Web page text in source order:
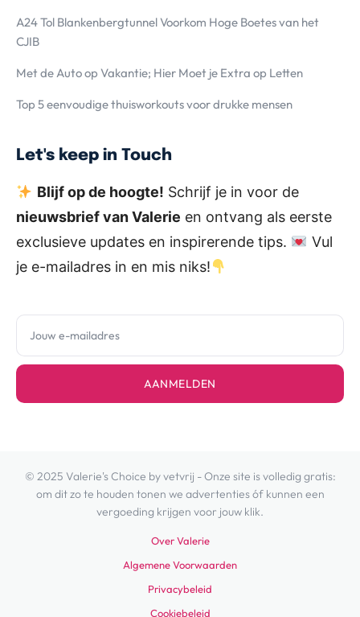
A24 Tol Blankenbergtunnel Voorkom Hoge Boetes van het
CJIB
Met de Auto op Vakantie; Hier Moet je Extra op Letten
Top 5 eenvoudige thuisworkouts voor drukke mensen
Let's keep in Touch
Blijf op de hoogte! Schrijf je in voor de
nieuwsbrief van Valerie en ontvang als eerste
exclusieve updates en inspirerende tips.
Vul
je e-mailadres in en mis niks!
AANMELDEN
© 2025 Valerie's Choice by vetvrij - Onze site is volledig gratis:
om dit zo te houden tonen we advertenties óf kunnen een
vergoeding krijgen voor jouw klik.
Over Valerie
Algemene Voorwaarden
Privacybeleid
Cookiebeleid